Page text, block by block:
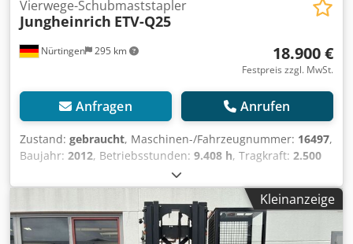
Nürtingen 295 km
Vierwege-Schubmaststapler
Jungheinrich ETV-Q25
18.900 €
Festpreis zzgl. MwSt.
Anfragen Anrufen
Zustand: gebraucht, Maschinen-/Fahrzeugnummer: 16497,
Baujahr: 2012, Betriebsstunden: 9.408 h, Tragkraft: 2.500
, Freihub:
Lastschwerpunkt:600 mm, Kraftstofftyp:elektrisch,
, Bauhöhe:2.300 mm, Batteriespannung:
48 V, Gabellänge:1.150 mm , Gesamtgewicht:4.053 kg
4958299 Cjdpfx Asxb Hl Tshmjha Seriennummer: 91077396
Kleinanzeige